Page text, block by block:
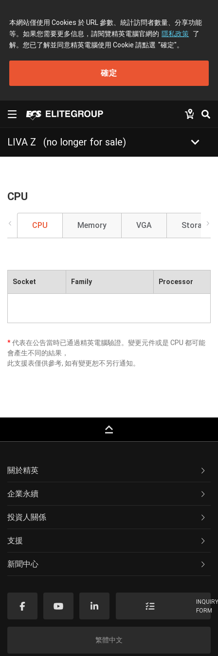
本網站僅使用 Cookies 於 URL 參數、統計訪問者數量、分享功能
等。如果您需要更多信息，請閱覽精英電腦官網的 隱私政策 了
解。您已了解並同意精英電腦使用 Cookie 請點選 "確定"。
確定
LIVA Z (no longer for sale) keyboard_arrow_down
CPU
CPU Memory VGA Storage
Socket Family Processor
*代表在公告當時已通過精英電腦驗證。變更元件或是 CPU 都可能
會產生不同的結果，
此支援表僅供參考, 如有變更恕不另行通知。
keyboard_capslock
關於精英
企業永續
投資人關係
支援
新聞中心
FORM
繁體中文